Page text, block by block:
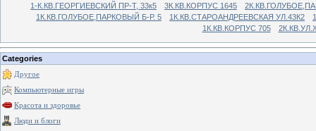
1-К.КВ.ГЕОРГИЕВСКИЙ ПР-Т, 33к5
3К.КВ.КОРПУС 1645
1К.КВ.ГОЛУБОЕ,ПАРКОВЫЙ Б-Р. 5
1К.КВ.СТАРОАНДРЕЕВСКАЯ УЛ.43К2
1К.КВ.КОРПУС 705
Categories
Другое
Компьютерные игры
Красота и здоровье
Люди и блоги